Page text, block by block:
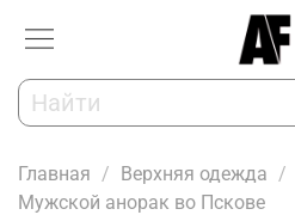
Главная Верхняя одежда
Мужской анорак во Пскове